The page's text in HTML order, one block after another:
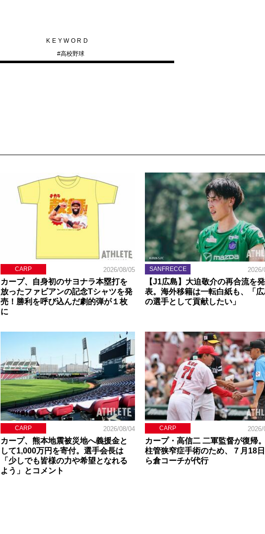
KEYWORD
#高校野球
CARP 2026/08/05
カープ、自身初のサヨナラ本塁打を
放ったファビアンの記念Tシャツを発
売！勝利を呼び込んだ劇的弾が１枚
に
SANFRECCE 2026/
【J1広島】大迫敬介の再合流を発
表。海外移籍は一転白紙も、「広
の選手として貢献したい」
CARP 2026/08/04
カープ、熊本地震被災地へ義援金と
して1,000万円を寄付。選手会長は
「少しでも皆様の力や希望となれる
よう」とコメント
CARP 2026/
カープ・高信二 二軍監督が復帰
柱管狭窄症手術のため、７月18
ら倉コーチが代行